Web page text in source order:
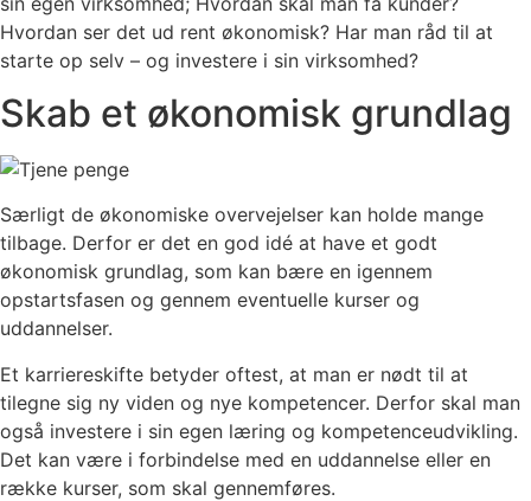
Hvordan ser det ud rent økonomisk? Har man råd til at
starte op selv – og investere i sin virksomhed?
Skab et økonomisk grundlag
Særligt de økonomiske overvejelser kan holde mange
tilbage. Derfor er det en god idé at have et godt
økonomisk grundlag, som kan bære en igennem
opstartsfasen og gennem eventuelle kurser og
uddannelser.
Et karriereskifte betyder oftest, at man er nødt til at
tilegne sig ny viden og nye kompetencer. Derfor skal man
også investere i sin egen læring og kompetenceudvikling.
Det kan være i forbindelse med en uddannelse eller en
række kurser, som skal gennemføres.